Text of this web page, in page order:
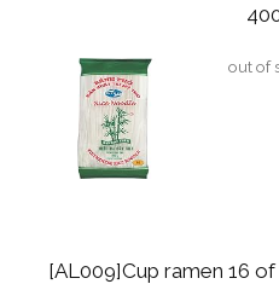
out of
[AL009]Cup ramen 16